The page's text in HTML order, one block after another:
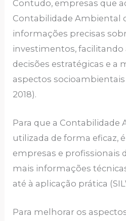
Contudo, empresas que
Contabilidade Ambiental
informações precisas
investimentos, facilitando
decisões estratégicas e a
aspectos socioambientais
2018).
Para que a Contabilidade
utilizada de forma eficaz,
empresas e profissionais
mais informações
até à aplicação prática
Para melhorar os